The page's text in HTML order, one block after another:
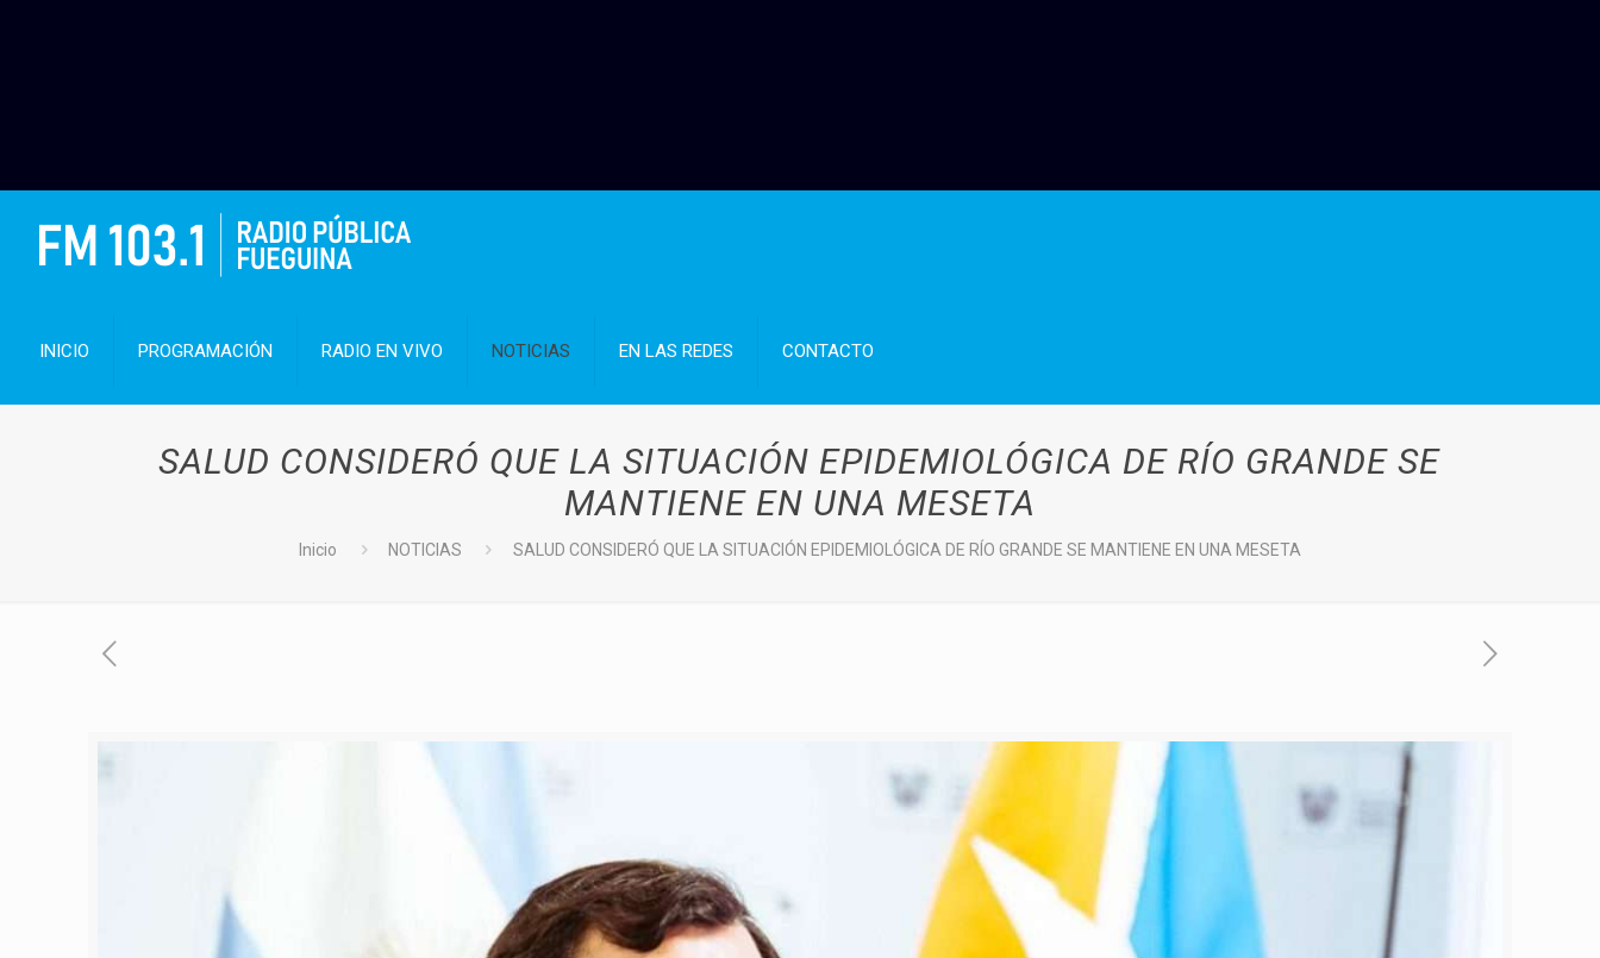
INICIO PROGRAMACIÓN RADIO EN VIVO NOTICIAS EN LAS REDES CONTACTO
SALUD CONSIDERÓ QUE LA SITUACIÓN EPIDEMIOLÓGICA DE RÍO GRANDE SE
MANTIENE EN UNA MESETA
Inicio NOTICIAS SALUD CONSIDERÓ QUE LA SITUACIÓN EPIDEMIOLÓGICA DE RÍO GRANDE SE MANTIENE EN UNA MESETA